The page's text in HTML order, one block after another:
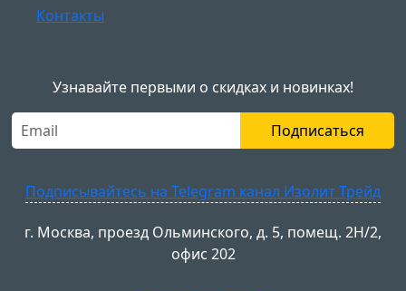
Контакты
Узнавайте первыми о скидках и новинках!
Подписаться
Подписывайтесь на Telegram канал Изолит Трейд
г. Москва, проезд Ольминского, д. 5, помещ. 2Н/2,
офис 202